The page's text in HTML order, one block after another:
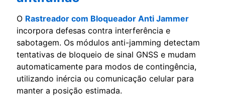
O Rastreador com Bloqueador Anti Jammer
incorpora defesas contra interferência e
sabotagem. Os módulos anti-jamming detectam
tentativas de bloqueio de sinal GNSS e mudam
automaticamente para modos de contingência,
utilizando inércia ou comunicação celular para
manter a posição estimada.